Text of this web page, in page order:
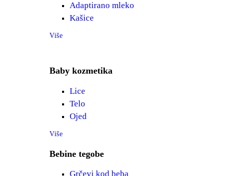
Adaptirano mleko
Kašice
Više
Baby kozmetika
Lice
Telo
Ojed
Više
Bebine tegobe
Grčevi kod beba